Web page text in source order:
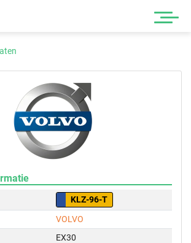
KLZ-96-T
VOLVO
EX30